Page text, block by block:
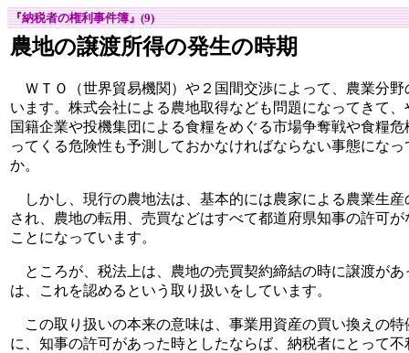
『納税者の権利事件簿』(9)
農地の譲渡所得の発生の時期
ＷＴＯ（世界貿易機関）や２国間交渉によって、農業分
います。株式会社による農地取得なども問題になってきて
国籍企業や投機集団による食糧をめぐる市場争奪戦や食糧
ってくる危険性も予測しておかなければならない事態にな
か。
しかし、現行の農地法は、基本的には農家による農業生
され、農地の転用、売買などはすべて都道府県知事の許可
ことになっています。
ところが、税法上は、農地の売買契約締結の時に譲渡が
は、これを認めるという取り扱いをしています。
この取り扱いの本来の意味は、事業用資産の買い換えの特
に、知事の許可があった時としたならば、納税者にとって